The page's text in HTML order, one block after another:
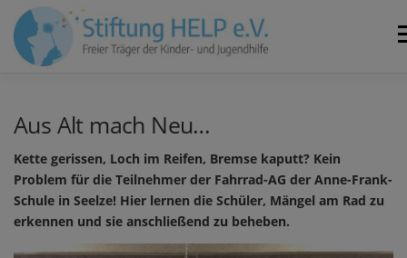
Zum
Inhalt
springen
SPENDEN
Aus Alt mach Neu…
Kette gerissen, Loch im Reifen, Bremse kaputt? Kein
Problem für die Teilnehmer der Fahrrad-AG der Anne-Frank-
Schule in Seelze! Hier lernen die Schüler, Mängel am Rad zu
erkennen und sie anschließend zu beheben.